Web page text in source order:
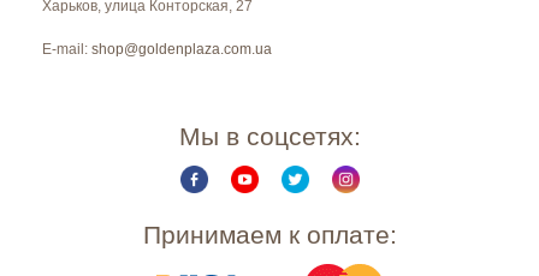
Харьков, улица Конторская, 27
E-mail: shop@goldenplaza.com.ua
Мы в соцсетях:
Принимаем к оплате: